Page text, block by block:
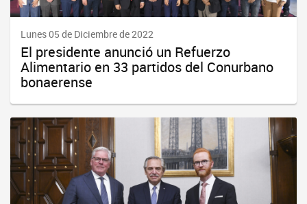
Lunes 05 de Diciembre de 2022
El presidente anunció un Refuerzo
Alimentario en 33 partidos del Conurbano
bonaerense